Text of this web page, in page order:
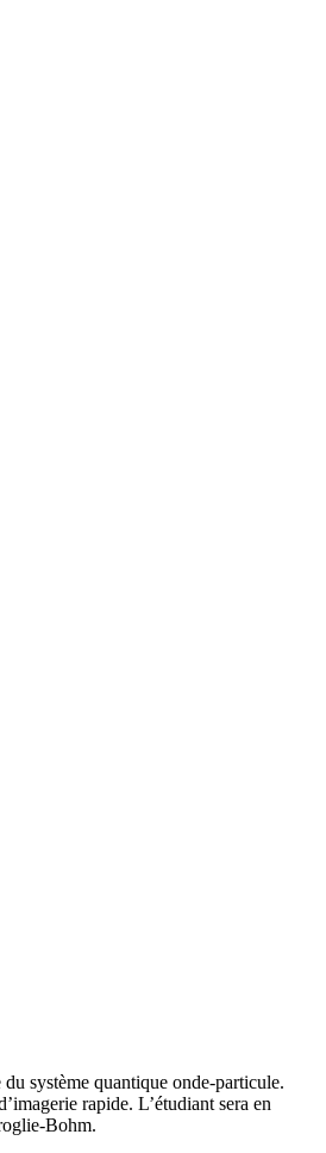
système quantique onde-particule.
rapide. L’étudiant sera en
Bohm.